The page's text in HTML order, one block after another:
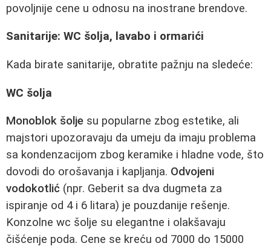
povoljnije cene u odnosu na inostrane brendove.
Sanitarije: WC šolja, lavabo i ormarići
Kada birate sanitarije, obratite pažnju na sledeće:
WC šolja
Monoblok šolje su popularne zbog estetike, ali
majstori upozoravaju da umeju da imaju problema
sa kondenzacijom zbog keramike i hladne vode, što
dovodi do orošavanja i kapljanja. Odvojeni
vodokotlić (npr. Geberit sa dva dugmeta za
ispiranje od 4 i 6 litara) je pouzdanije rešenje.
Konzolne wc šolje su elegantne i olakšavaju
čišćenje poda. Cene se kreću od 7000 do 15000